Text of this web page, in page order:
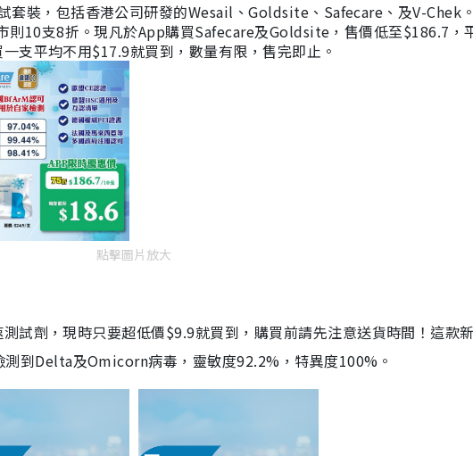
套裝，包括香港公司研發的Wesail、Goldsite、Safecare、及V-Chek
則10支8折。現凡於App購買Safecare及Goldsite，售價低至$186.7，
支平均不用$17.9就買到，數量有限，售完即止。
點擊圖片放大
試劑，現時只要超低價$9.9就買到，購買前請先注意送貨時間！這款
到Delta及Omicorn病毒，靈敏度92.2%，特異度100%。